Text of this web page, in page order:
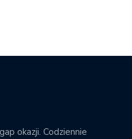
okazji. Codziennie